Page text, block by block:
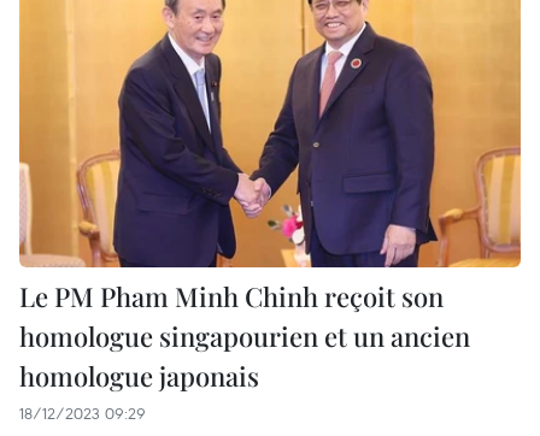
Le PM Pham Minh Chinh reçoit son
homologue singapourien et un ancien
homologue japonais
18/12/2023 09:29